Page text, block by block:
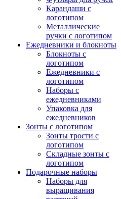
Карандаши с
логотипом
Металлические
ручки с логотипом
Ежедневники и блокноты
Блокноты с
логотипом
Ежедневники с
логотипом
Наборы с
ежедневниками
Упаковка для
ежедневников
Зонты с логотипом
Зонты трости с
логотипом
Складные зонты с
логотипом
Подарочные наборы
Наборы для
выращивания